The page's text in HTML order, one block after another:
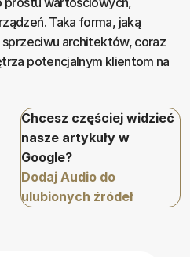
Taka forma, jaką
architektów, coraz
potencjalnym klientom na
Chcesz częściej widzieć
nasze artykuły w
Google?
Dodaj Audio do
ulubionych źródeł